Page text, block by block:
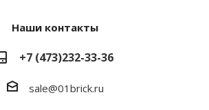
Наши контакты
+7 (473)232-33-36
sale@01brick.ru